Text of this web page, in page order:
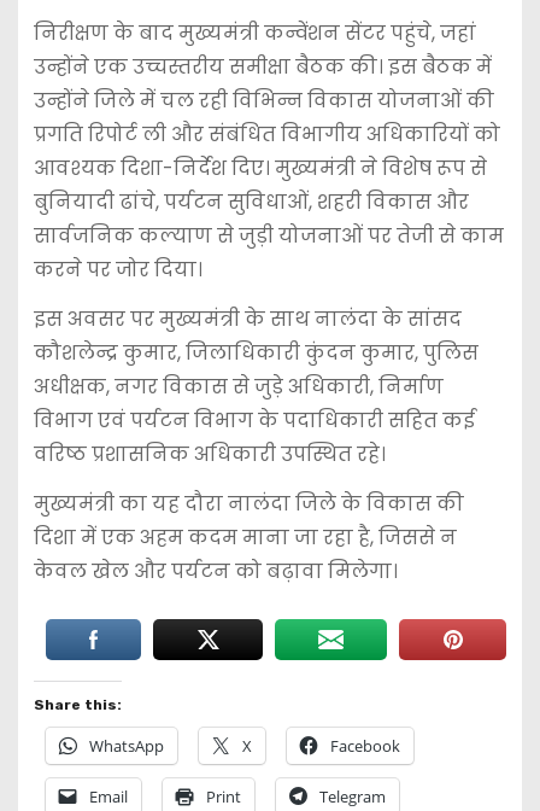
निरीक्षण के बाद मुख्यमंत्री कन्वेंशन सेंटर पहुंचे, जहां
उन्होंने एक उच्चस्तरीय समीक्षा बैठक की। इस बैठक में
उन्होंने जिले में चल रही विभिन्न विकास योजनाओं की
प्रगति रिपोर्ट ली और संबंधित विभागीय अधिकारियों को
आवश्यक दिशा-निर्देश दिए। मुख्यमंत्री ने विशेष रूप से
बुनियादी ढांचे, पर्यटन सुविधाओं, शहरी विकास और
सार्वजनिक कल्याण से जुड़ी योजनाओं पर तेजी से काम
करने पर जोर दिया।
इस अवसर पर मुख्यमंत्री के साथ नालंदा के सांसद
कौशलेन्द्र कुमार, जिलाधिकारी कुंदन कुमार, पुलिस
अधीक्षक, नगर विकास से जुड़े अधिकारी, निर्माण
विभाग एवं पर्यटन विभाग के पदाधिकारी सहित कई
वरिष्ठ प्रशासनिक अधिकारी उपस्थित रहे।
मुख्यमंत्री का यह दौरा नालंदा जिले के विकास की
दिशा में एक अहम कदम माना जा रहा है, जिससे न
केवल खेल और पर्यटन को बढ़ावा मिलेगा।
Share this:
WhatsApp X Facebook
Email Print Telegram